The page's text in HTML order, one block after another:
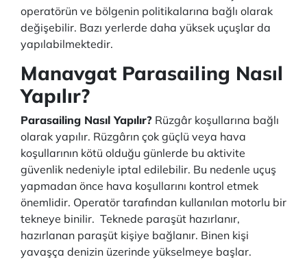
operatörün ve bölgenin politikalarına bağlı olarak
değişebilir. Bazı yerlerde daha yüksek uçuşlar da
yapılabilmektedir.
Manavgat Parasailing Nasıl
Yapılır?
Parasailing Nasıl Yapılır? Rüzgâr koşullarına bağlı
olarak yapılır. Rüzgârın çok güçlü veya hava
koşullarının kötü olduğu günlerde bu aktivite
güvenlik nedeniyle iptal edilebilir. Bu nedenle uçuş
yapmadan önce hava koşullarını kontrol etmek
önemlidir. Operatör tarafından kullanılan motorlu bir
tekneye binilir. Teknede paraşüt hazırlanır,
hazırlanan paraşüt kişiye bağlanır. Binen kişi
yavaşça denizin üzerinde yükselmeye başlar.